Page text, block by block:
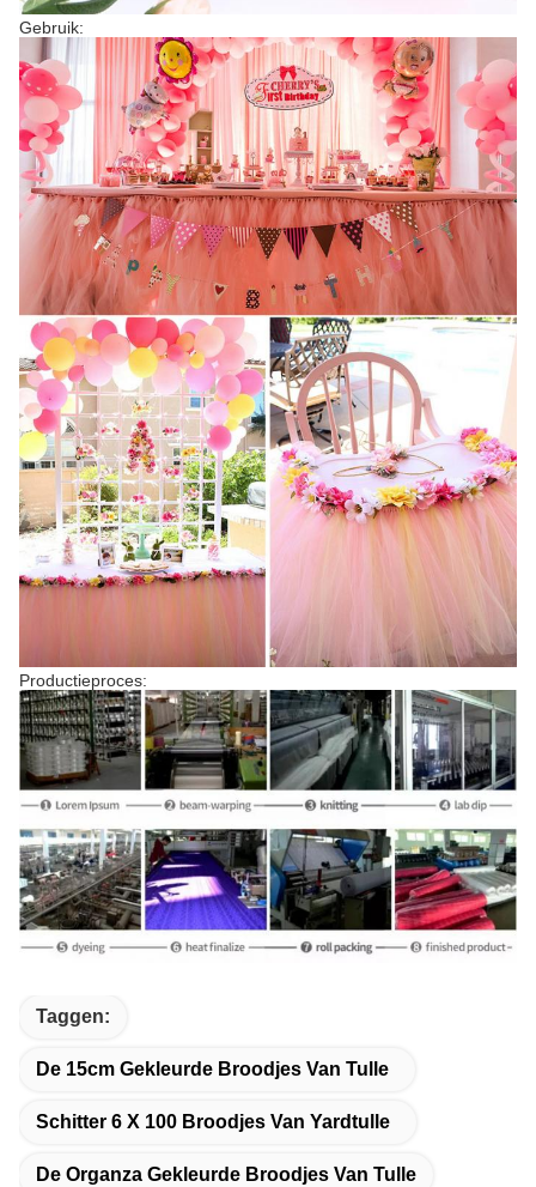
Gebruik:
Productieproces:
Taggen:
De 15cm Gekleurde Broodjes Van Tulle
Schitter 6 X 100 Broodjes Van Yardtulle
De Organza Gekleurde Broodjes Van Tulle